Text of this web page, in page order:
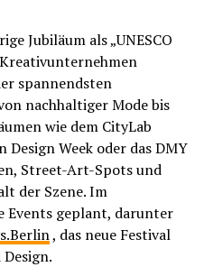
Jubiläum als „UNESCO
spannendsten
nachhaltiger Mode bis
wie dem CityLab
Week oder das DMY
Street-Art-Spots und
der Szene. Im
Events geplant, darunter
, das neue Festival